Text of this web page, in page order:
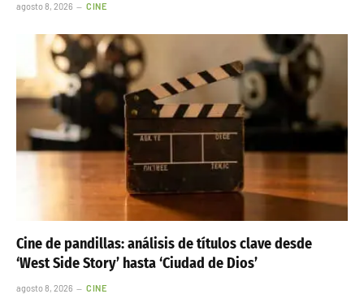
agosto 8, 2026 CINE
Cine de pandillas: análisis de títulos clave desde
‘West Side Story’ hasta ‘Ciudad de Dios’
agosto 8, 2026 CINE